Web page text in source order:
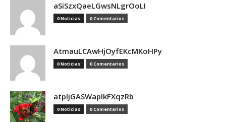
aSiSzxQaeLGwsNLgrOoLI
0 Noticias 0 Comentarios
AtmauLCAwHjOyfEKcMKoHPy
0 Noticias 0 Comentarios
atpljGASWapIkFXqzRb
0 Noticias 0 Comentarios